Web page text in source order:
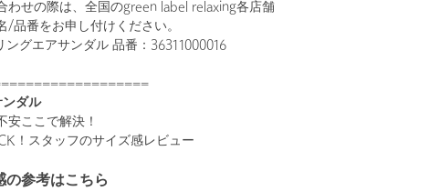
わせの際は、全国のgreen label relaxing各店舗
/品番をお申し付けください。
グエアサンダル 品番：36311000016
ダル
安ここで解決！
！スタッフのサイズ感レビュー
の参考はこちら